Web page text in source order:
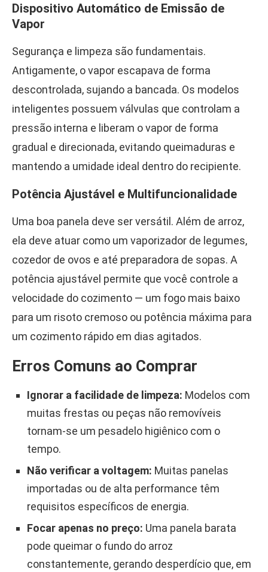
Dispositivo Automático de Emissão de
Vapor
Segurança e limpeza são fundamentais.
Antigamente, o vapor escapava de forma
descontrolada, sujando a bancada. Os modelos
inteligentes possuem válvulas que controlam a
pressão interna e liberam o vapor de forma
gradual e direcionada, evitando queimaduras e
mantendo a umidade ideal dentro do recipiente.
Potência Ajustável e Multifuncionalidade
Uma boa panela deve ser versátil. Além de arroz,
ela deve atuar como um vaporizador de legumes,
cozedor de ovos e até preparadora de sopas. A
potência ajustável permite que você controle a
velocidade do cozimento — um fogo mais baixo
para um risoto cremoso ou potência máxima para
um cozimento rápido em dias agitados.
Erros Comuns ao Comprar
Ignorar a facilidade de limpeza: Modelos com
muitas frestas ou peças não removíveis
tornam-se um pesadelo higiênico com o
tempo.
Não verificar a voltagem: Muitas panelas
importadas ou de alta performance têm
requisitos específicos de energia.
Focar apenas no preço: Uma panela barata
pode queimar o fundo do arroz
constantemente, gerando desperdício que, em